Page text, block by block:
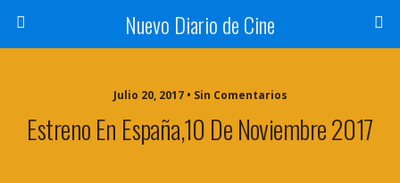
Nuevo Diario de Cine
Julio 20, 2017 • Sin Comentarios
Estreno En España,10 De Noviembre 2017